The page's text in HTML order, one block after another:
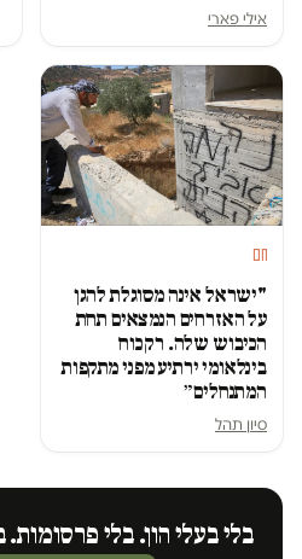
אילי פארי
חם
"ישראל אינה מסוגלת להגן
על האזרחים הנמצאים תחת
הכיבוש שלה. רק כוח
בינלאומי ירתיע מפני מתקפות
המתנחלים״
סיון תהל
בלי בעלי הון. בלי